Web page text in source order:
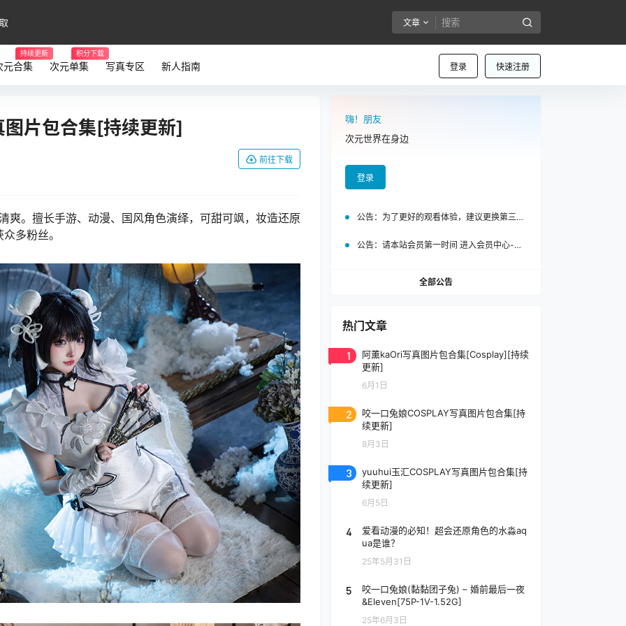
文章
登录 快速注册
元合集
持续更新
次元单集
积分下载
写真专区 新人指南
片包合集[持续更新]
前往下载
爽。擅长手游、动漫、国风角色演绎，可甜可飒，妆造还原
多粉丝。
嗨！朋友
次元世界在身边
登录
公告： 为了更好的观看体验，建议更换第三方浏览器访问泡面站
公告： 请本站会员第一时间 进入会员中心-我的设置中为您的账号绑定邮箱!
全部公告
热门文章
1
阿薰kaOri写真图片包合集[Cosplay][持续
更新]
6月1日
2
咬一口兔娘COSPLAY写真图片包合集[持
续更新]
8月3日
3
yuuhui玉汇COSPLAY写真图片包合集[持
续更新]
6月5日
4
爱看动漫的必知！超会还原角色的水淼aq
ua是谁？
25年5月31日
5
咬一口兔娘(黏黏团子兔) – 婚前最后一夜
&Eleven[75P-1V-1.52G]
25年6月3日